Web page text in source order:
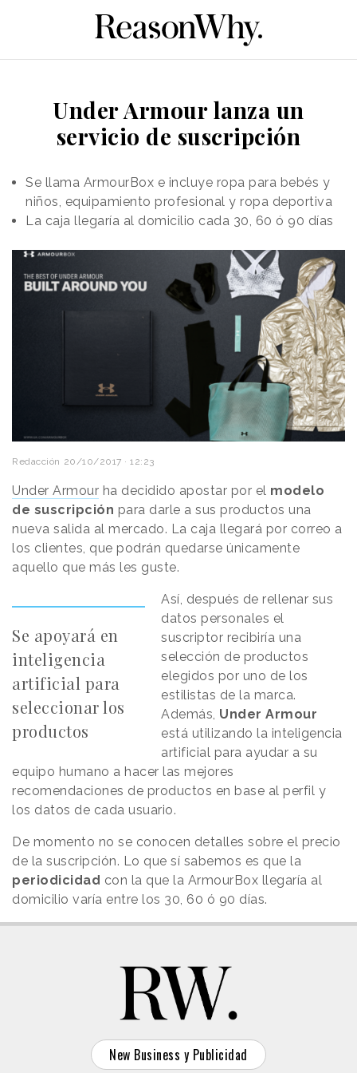
Under Armour lanza un
servicio de suscripción
Se llama ArmourBox e incluye ropa para bebés y
niños, equipamiento profesional y ropa deportiva
La caja llegaría al domicilio cada 30, 60 ó 90 días
Redacción 20/10/2017 · 12:23
Under Armour ha decidido apostar por el modelo
de suscripción para darle a sus productos una
nueva salida al mercado. La caja llegará por correo a
los clientes, que podrán quedarse únicamente
aquello que más les guste.
Se apoyará en
inteligencia
artificial para
seleccionar los
productos
Así, después de rellenar sus
datos personales el
suscriptor recibiría una
selección de productos
elegidos por uno de los
estilistas de la marca.
Además, Under Armour
está utilizando la inteligencia
artificial para ayudar a su
equipo humano a hacer las mejores
recomendaciones de productos en base al perfil y
los datos de cada usuario.
De momento no se conocen detalles sobre el precio
de la suscripción. Lo que sí sabemos es que la
periodicidad con la que la ArmourBox llegaría al
domicilio varía entre los 30, 60 ó 90 días.
New Business y Publicidad